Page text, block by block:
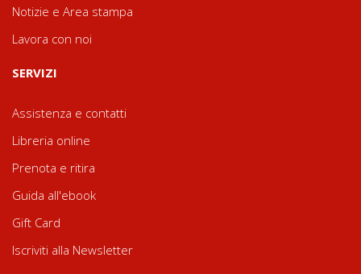
Notizie e Area stampa
Lavora con noi
SERVIZI
Assistenza e contatti
Libreria online
Prenota e ritira
Guida all'ebook
Gift Card
Iscriviti alla Newsletter